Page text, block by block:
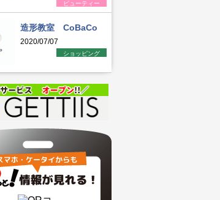
ビューティー
造形教室 CoBaCo
2020/07/07
ショッピング